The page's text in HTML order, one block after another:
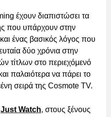
έχουν διαπιστώσει τα
που υπάρχουν στην
ένας βασικός λόγος που
δύο χρόνια στην
τίτλων στο περιεχόμενό
παλαιότερα να πάρει το
σειρά της Cosmote TV.
Just Watch, στους ξένους